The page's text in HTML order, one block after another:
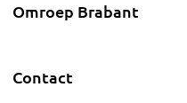
Omroep Brabant
Contact